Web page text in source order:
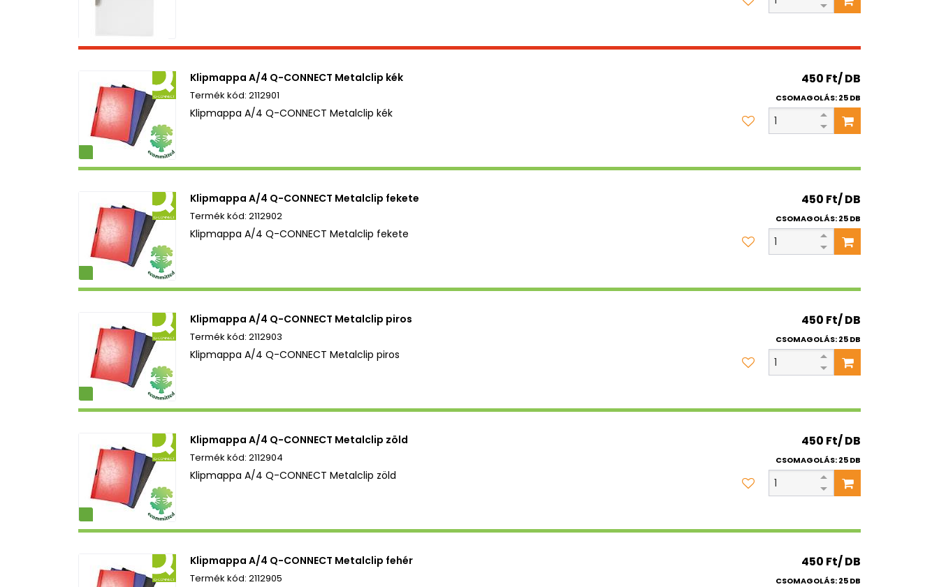
Klipmappa A/4 Q-CONNECT Metalclip kék
2112901
Klipmappa A/4 Q-CONNECT Metalclip kék
450 Ft/ DB
CSOMAGOLÁS: 25 DB
Klipmappa A/4 Q-CONNECT Metalclip fekete
2112902
Klipmappa A/4 Q-CONNECT Metalclip fekete
450 Ft/ DB
CSOMAGOLÁS: 25 DB
Klipmappa A/4 Q-CONNECT Metalclip piros
2112903
Klipmappa A/4 Q-CONNECT Metalclip piros
450 Ft/ DB
CSOMAGOLÁS: 25 DB
Klipmappa A/4 Q-CONNECT Metalclip zöld
2112904
Klipmappa A/4 Q-CONNECT Metalclip zöld
450 Ft/ DB
CSOMAGOLÁS: 25 DB
Klipmappa A/4 Q-CONNECT Metalclip fehér
2112905
450 Ft/ DB
CSOMAGOLÁS: 25 DB